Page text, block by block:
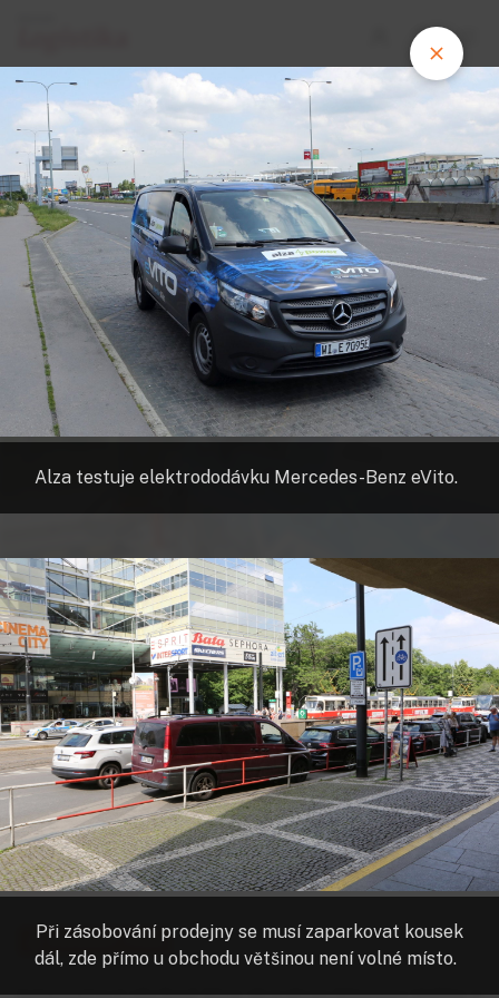
Alza testuje elektrododávku pro
rozvoz do bezobslužných prodejen.
Na dvě pražská kolečka baterie
většinou nevystačí
Naplno by se baterie dobila cca za šest hodin. Na to ale není čas.
Nicméně v Praze je už necelá stovka dobíjecích stanic, v Česku
pak celkově asi 400.
autor:Radek Novotný
Radek Novotný, redaktor týdeníku Ekonom
6. 7. 2019 18:42 PŘEHRÁT ČLÁNEK
ODEBÍRAT AUTORA
Alza.cz e-commerce e-shop elektromobil
elektromobilita
ODEBÍRAT TÉMA
Alza testuje elektrododávku Mercedes-Benz eVito.
Při zásobování prodejny se musí zaparkovat kousek
dál, zde přímo u obchodu většinou není volné místo.